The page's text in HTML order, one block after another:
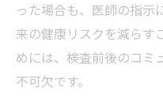
った場合も、医師の指示
来の健康リスクを減らす
めには、検査前後のコミ
不可欠です。